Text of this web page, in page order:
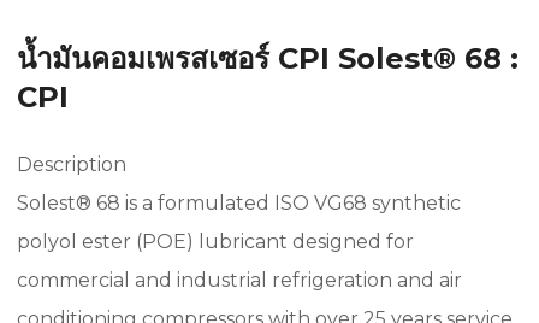
น้ำมันคอมเพรสเซอร์ CPI Solest® 68 :
CPI
Description
Solest® 68 is a formulated ISO VG68 synthetic
polyol ester (POE) lubricant designed for
commercial and industrial refrigeration and air